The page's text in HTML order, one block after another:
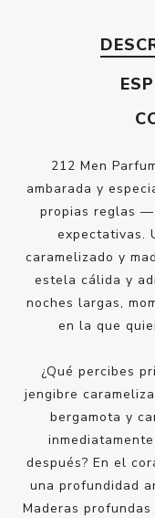
212 Men
ambarada y
propias reglas
expectativas.
caramelizado y
estela cálida y
noches largas,
en la que
¿Qué percibes
jengibre
bergamota y
después? En el
una profundidad
Maderas